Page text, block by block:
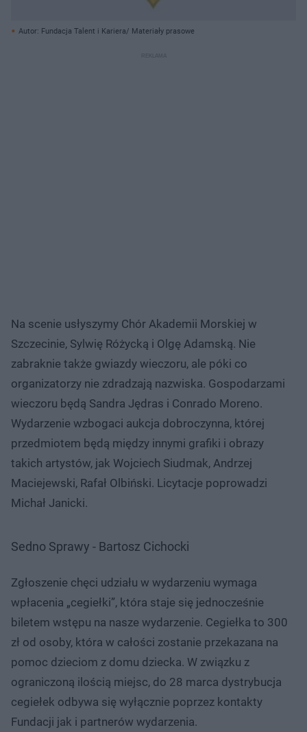
Autor: Fundacja Talent i Kariera/ Materiały prasowe
Na scenie usłyszymy Chór Akademii Morskiej w
Szczecinie, Sylwię Różycką i Olgę Adamską. Nie
zabraknie także gwiazdy wieczoru, ale póki co
organizatorzy nie zdradzają nazwiska. Gospodarzami
wieczoru będą Sandra Jędras i Conrado Moreno.
Wydarzenie wzbogaci aukcja dobroczynna, której
przedmiotem będą między innymi grafiki i obrazy
takich artystów, jak Wojciech Siudmak, Andrzej
Maciejewski, Rafał Olbiński. Licytacje poprowadzi
Michał Janicki.
Sedno Sprawy - Bartosz Cichocki
Zgłoszenie chęci udziału w wydarzeniu wymaga
wpłacenia „cegiełki”, która staje się jednocześnie
biletem wstępu na nasze wydarzenie. Cegiełka to 300
zł od osoby, która w całości zostanie przekazana na
pomoc dzieciom z domu dziecka. W związku z
ograniczoną ilością miejsc, do 28 marca dystrybucja
cegiełek odbywa się wyłącznie poprzez kontakty
Fundacji jak i partnerów wydarzenia.